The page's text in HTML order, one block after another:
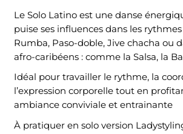
Le Solo Latino est une danse
puise ses influences dans les
Rumba, Paso-doble, Jive chacha ou
afro-caribéens : comme la Salsa, la
Idéal pour travailler le rythme, la
l’expression corporelle tout en
ambiance conviviale et entrainante
À pratiquer en solo version